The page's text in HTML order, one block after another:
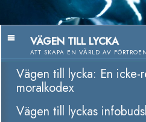
VÄGEN TILL LYCKA
ATT SKAPA EN VÄRLD AV
Vägen till lycka: En icke-
moralkodex
Vägen till lyckas